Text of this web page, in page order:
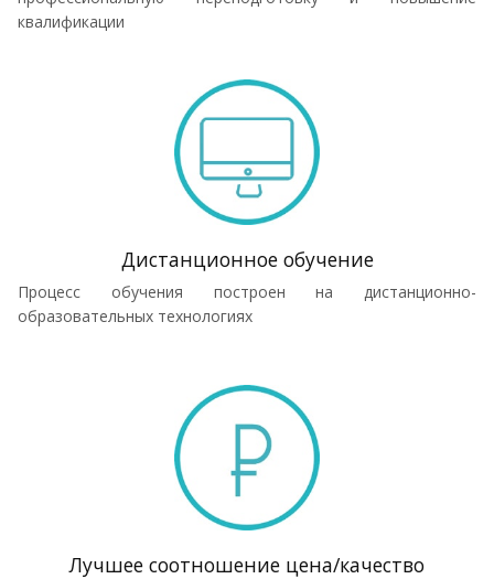
квалификации
Дистанционное обучение
Процесс обучения построен на дистанционно-
образовательных технологиях
Лучшее соотношение цена/качество